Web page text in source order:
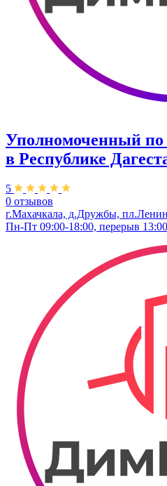
Уполномоченный по
в Республике
5
0 отзывов
г.Махачкала, д.Дружбы,
Пн-Пт 09:00-18:00, перерыв